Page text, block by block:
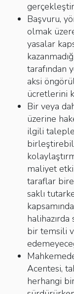
Başvuru,
olmak
yasalar
tarafından
aksi
ücretlerini
Bir veya
üzerine
ilgili
maliyet
taraflar
saklı
bir temsili
Acentesi,
herhangi